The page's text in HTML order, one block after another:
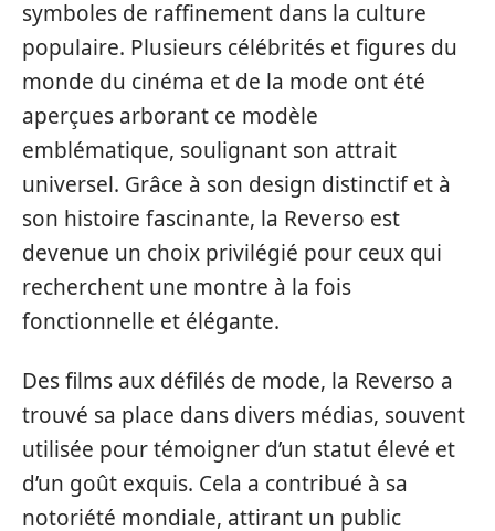
symboles de raffinement dans la culture
populaire. Plusieurs célébrités et figures du
monde du cinéma et de la mode ont été
aperçues arborant ce modèle
emblématique, soulignant son attrait
universel. Grâce à son design distinctif et à
son histoire fascinante, la Reverso est
devenue un choix privilégié pour ceux qui
recherchent une montre à la fois
fonctionnelle et élégante.
Des films aux défilés de mode, la Reverso a
trouvé sa place dans divers médias, souvent
utilisée pour témoigner d’un statut élevé et
d’un goût exquis. Cela a contribué à sa
notoriété mondiale, attirant un public